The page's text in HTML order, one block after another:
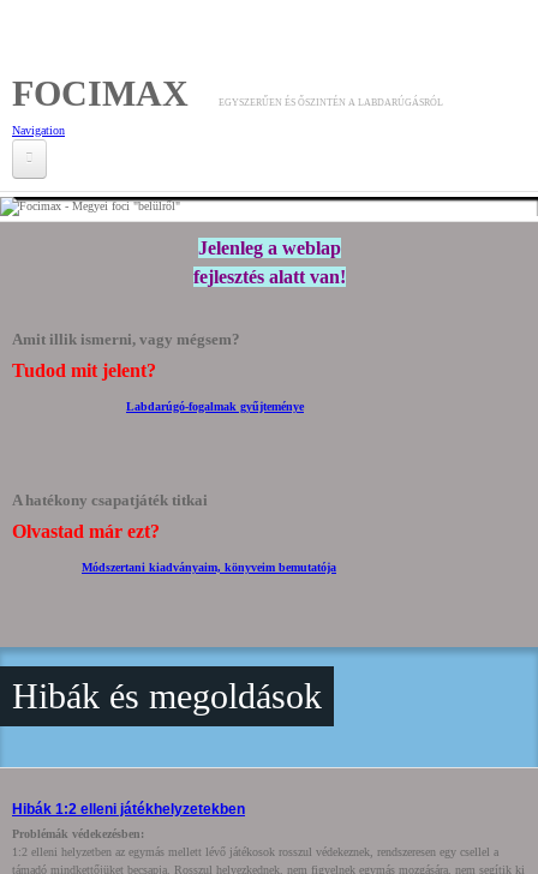
FOCIMAX EGYSZERŰEN ÉS ŐSZINTÉN A LABDARÚGÁSRÓL
Navigation
Címlap
Edzésvázlatok
Jelenleg a weblap
fejlesztés alatt van!
Amit illik ismerni, vagy mégsem?
Tudod mit jelent?
Labdarúgó-fogalmak gyűjteménye
A hatékony csapatjáték titkai
Olvastad már ezt?
Módszertani kiadványaim, könyveim bemutatója
Hibák és megoldások
Hibák 1:2 elleni játékhelyzetekben
Problémák védekezésben:
1:2 elleni helyzetben az egymás mellett lévő játékosok rosszul védekeznek, rendszeresen egy csellel a
támadó mindkettőjüket becsapja. Rosszul helyezkednek, nem figyelnek egymás mozgására, nem segítik ki